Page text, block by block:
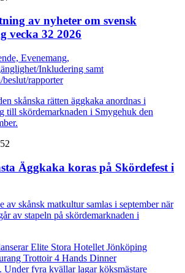
av nyheter om svensk
vecka 32 2026
Evenemang,
Inkludering samt
rapporter
Äggkaka koras på Skördefest i
av skånsk matkultur samlas i september när
av stapeln på skördemarknaden i